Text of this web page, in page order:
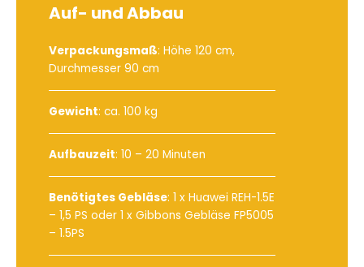
Auf- und Abbau
Verpackungsmaß: Höhe 120 cm,
Durchmesser 90 cm
Gewicht: ca. 100 kg
Aufbauzeit: 10 – 20 Minuten
Benötigtes Gebläse: 1 x Huawei REH-1.5E
– 1,5 PS oder 1 x Gibbons Gebläse FP5005
– 1.5PS